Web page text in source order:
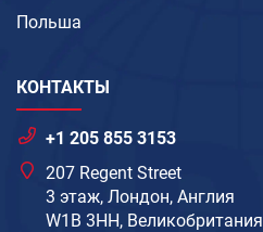
Польша
КОНТАКТЫ
+1 205 855 3153
207 Regent Street
3 этаж, Лондон, Англия
W1B 3HH, Великобритания